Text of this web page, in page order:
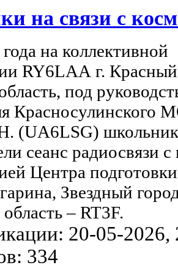
на связи с
на коллективной
RY6LAA г.
под
Красносулинского
(UA6LSG)
сеанс радиосвязи
Центра
Звездный
– RT3F.
20-05-2026,
334